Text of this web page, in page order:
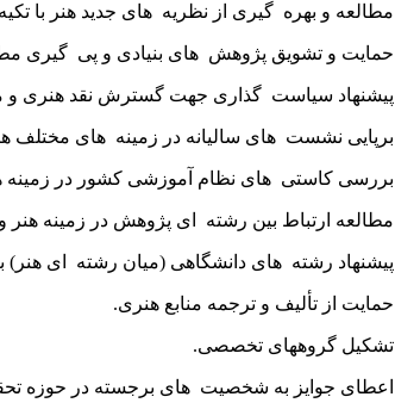
مطالعه و بهره ‌ گیری از نظریه ‌ های جدید هنر با
حمایت و تشویق پژوهش ‌ های بنیادی و پی ‌ گیری
پیشنهاد سیاست ‌ گذاری جهت گسترش نقد هنری و
برپایی نشست ‌ های سالیانه در زمینه ‌ های مختلف
بررسی کاستی ‌ های نظام آموزشی کشور در زمینه
مطالعه ارتباط بین رشته ‌ ای پژوهش در زمینه هنر
پیشنهاد رشته ‌ های دانشگاهی (میان رشته ‌ ای هنر)
حمایت از تألیف و ترجمه منابع هنری.
تشکیل گروههای تخصصی.
اعطای جوایز به شخصیت ‌ های برجسته در حوزه